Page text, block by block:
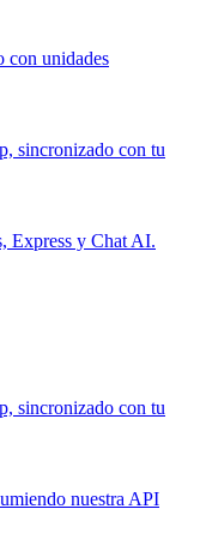
con unidades
sincronizado con tu
Express y Chat AI.
sincronizado con tu
nuestra API